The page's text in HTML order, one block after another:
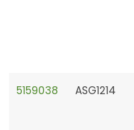
5159038 ASG1214